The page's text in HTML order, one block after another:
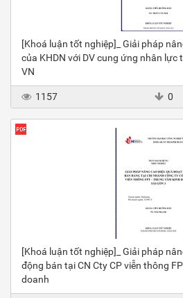
[Khoá luận tốt nghiệp]_ Giải pháp
của KHDN với DV cung ứng nhân lực
VN
1157 0
[Khoá luận tốt nghiệp]_ Giải pháp
động bán tại CN Cty CP viễn thông
doanh